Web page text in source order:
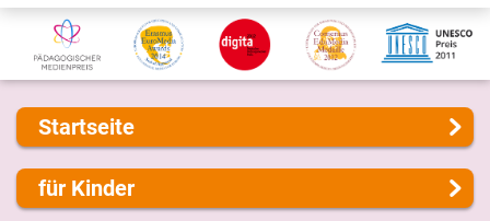
Startseite
Über uns
Presse
für Kinder